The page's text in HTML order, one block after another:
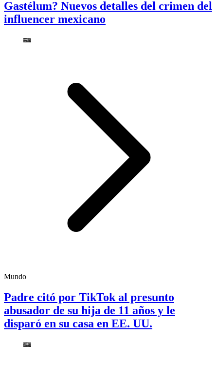
Gastélum? Nuevos detalles del crimen del
influencer mexicano
Mundo
Padre citó por TikTok al presunto
abusador de su hija de 11 años y le
disparó en su casa en EE. UU.